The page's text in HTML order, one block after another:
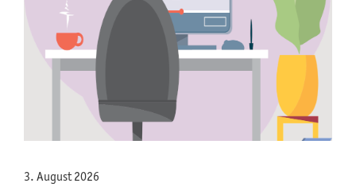
3. August 2026